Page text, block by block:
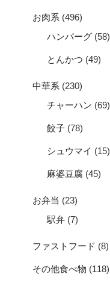
お肉系 (496)
ハンバーグ (58)
とんかつ (49)
中華系 (230)
チャーハン (69)
餃子 (78)
シュウマイ (15)
麻婆豆腐 (45)
お弁当 (23)
駅弁 (7)
ファストフード (8)
その他食べ物 (118)